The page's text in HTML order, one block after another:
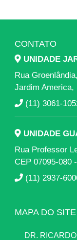
CONTATO
UNIDADE
Rua
Jardim America,
(11) 3061-
UNIDADE
Rua Professor
CEP 07095-080
(11) 2937-
MAPA DO SITE
DR.